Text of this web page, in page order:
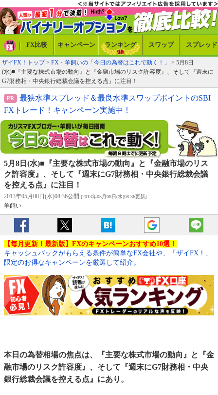
FX比較 キャンペーン ランキング スワップ スプレッド
ザイFX！トップ> FX・羊飼いの「今日の為替はこれで動く！」
> 5月8日
(水)■『主要な株式市場の動向』と『金融市場のリスク許容度』、そして『週末に
G7財務相・中央銀行総裁会議を控える点』に注目！
最狭水準スプレッド＆最良水準スワップポイントのSBI
FXトレード！キャンペーン実施中！
5月8日(水)■『主要な株式市場の動向』と『金融市場のリス
ク許容度』、そして『週末にG7財務相・中央銀行総裁会議
を控える点』に注目！
2013年05月08日(水)08:36公開 [2013年05月08日(水)08:36更新]
羊飼い
【毎月更新！最新版】FXのキャンペーンおすすめ10選！
キャッシュバックがもらえる条件が簡単なFX会社や、「ザイFX！」
限定のお得なキャンペーンを厳選して紹介。
本日の為替相場の焦点は、『主要な株式市場の動向』と『金
融市場のリスク許容度』、そして『週末にG7財務相・中央
銀行総裁会議を控える点』にあり。